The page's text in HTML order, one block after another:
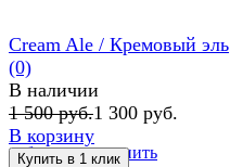
избранное сравнить
Cream Ale / Кремовый эль
(0)
В наличии
1 500 руб.1 300 руб.
В корзину